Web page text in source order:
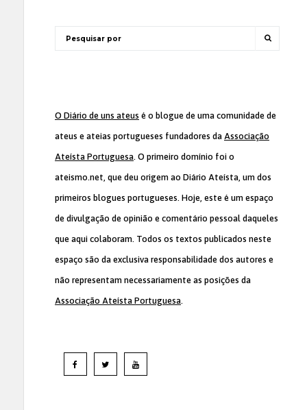
O Diário de uns ateus é o blogue de uma comunidade de
ateus e ateias portugueses fundadores da Associação
Ateísta Portuguesa. O primeiro domínio foi o
ateismo.net, que deu origem ao Diário Ateísta, um dos
primeiros blogues portugueses. Hoje, este é um espaço
de divulgação de opinião e comentário pessoal daqueles
que aqui colaboram. Todos os textos publicados neste
espaço são da exclusiva responsabilidade dos autores e
não representam necessariamente as posições da
Associação Ateísta Portuguesa.